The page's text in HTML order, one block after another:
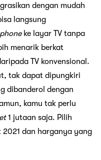
dengan mudah
langsung
ke layar TV tanpa
menarik berkat
TV konvensional.
tak dapat dipungkiri
dibanderol dengan
kamu tak perlu
1 jutaan saja. Pilih
2021 dan harganya yang